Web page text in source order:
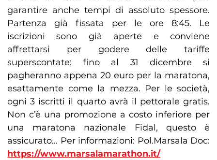
garantire anche tempi di assoluto spessore.
Partenza già fissata per le ore 8:45. Le
iscrizioni sono già aperte e conviene
affrettarsi per godere delle tariffe
superscontate: fino al 31 dicembre si
pagheranno appena 20 euro per la maratona,
esattamente come la mezza. Per le società,
ogni 3 iscritti il quarto avrà il pettorale gratis.
Non c’è una promozione a costo inferiore per
una maratona nazionale Fidal, questo è
assicurato… Per informazioni: Pol.Marsala Doc:
https://www.marsalamarathon.it/